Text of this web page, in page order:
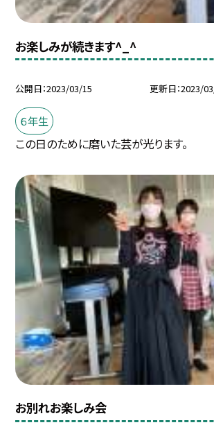
お楽しみが続きます^_^
公開日 2023/03/15 更新日 2023/
６年生
この日のために磨いた芸が光ります。
お別れお楽しみ会